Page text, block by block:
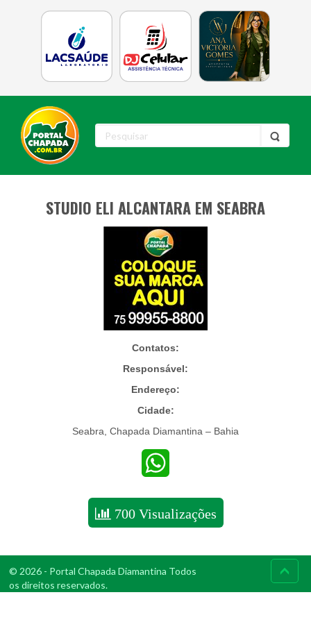
STUDIO ELI ALCANTARA EM SEABRA
Contatos:
Responsável:
Endereço:
Cidade:
Seabra, Chapada Diamantina – Bahia
700 Visualizações
© 2026 - Portal Chapada Diamantina Todos
os direitos reservados.